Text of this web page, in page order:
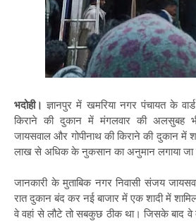
भदोही। ज्ञानपुर में खमरिया नगर पंचायत के
किराने की दुकान में मंगलवार की
जायसवाल और गोपीनाथ की किराने की दुकान में
लाख से अधिक के नुकसान का अनुमान लगाया जा
जानकारी के मुताबिक नगर निवासी संजय
रात दुकान बंद कर नई बाजार में एक शादी में
वे वहां से लौटे तो सबकुछ ठीक था। जिसके बाद